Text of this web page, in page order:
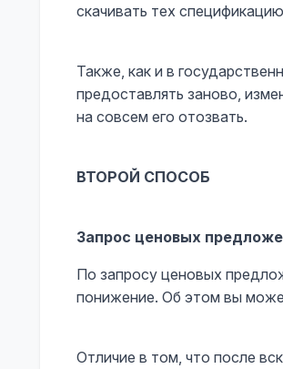
скачивать тех
Также, как и в
предоставлять заново,
на совсем его отозвать.
ВТОРОЙ СПОСОБ
Запрос ценовых
По запросу ценовых
понижение. Об этом вы
Отличие в том, что после